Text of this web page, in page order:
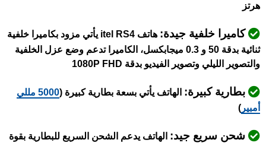
هرتز
كاميرا خلفية جيدة:
هاتف itel RS4 يأتي مزود بكاميرا خلفية
ثنائية بدقة 50 و 0.3 ميجابكسل، الكاميرا تدعم وضع عزل الخلفية
والتصوير الليلي وتصوير الفيديو بدقة 1080P FHD
بطارية كبيرة: الهاتف يأتي بسعة بطارية كبيرة (
5000 مللي
أمبير )
شحن سريع جيد: الهاتف يدعم الشحن السريع للبطارية بقوة